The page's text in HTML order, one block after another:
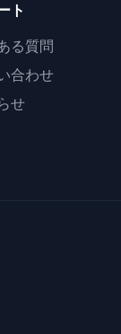
ト
る質問
合わせ
せ